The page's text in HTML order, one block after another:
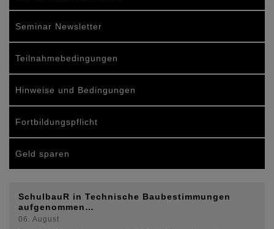
Seminar Newsletter
Teilnahmebedingungen
Hinweise und Bedingungen
Fortbildungspflicht
Geld sparen
SchulbauR in Technische Baubestimmungen
aufgenommen…
06. August